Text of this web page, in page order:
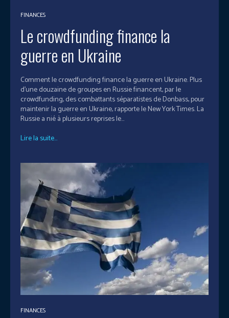
FINANCES
Le crowdfunding finance la
guerre en Ukraine
Comment le crowdfunding finance la guerre en Ukraine. Plus
d'une douzaine de groupes en Russie financent, par le
crowdfunding, des combattants séparatistes de Donbass, pour
maintenir la guerre en Ukraine, rapporte le New York Times. La
Russie a nié à plusieurs reprises le...
Lire la suite...
FINANCES